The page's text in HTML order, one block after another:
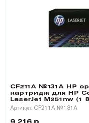
CF211A №131A HP
картридж для HP
LaserJet M251nw (1
Артикул: CF211A №131A